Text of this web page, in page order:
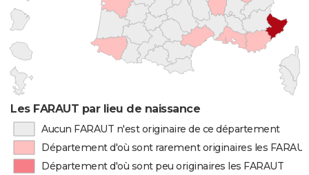
Les FARAUT par lieu de naissance
Aucun FARAUT n'est originaire de ce département
Département d'où sont rarement originaires les
Département d'où sont peu originaires les FARAUT